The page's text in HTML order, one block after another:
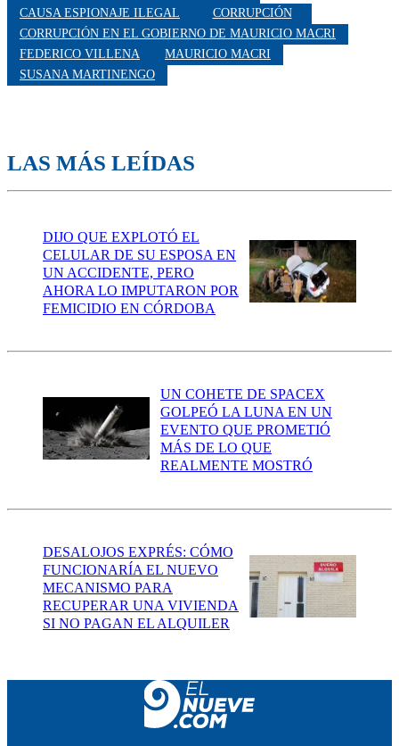
CAUSA ESPIONAJE ILEGAL
CORRUPCIÓN
CORRUPCIÓN EN EL GOBIERNO DE MAURICIO MACRI
FEDERICO VILLENA
MAURICIO MACRI
SUSANA MARTINENGO
LAS MÁS LEÍDAS
DIJO QUE EXPLOTÓ EL
CELULAR DE SU ESPOSA EN
UN ACCIDENTE, PERO
AHORA LO IMPUTARON POR
FEMICIDIO EN CÓRDOBA
UN COHETE DE SPACEX
GOLPEÓ LA LUNA EN UN
EVENTO QUE PROMETIÓ
MÁS DE LO QUE
REALMENTE MOSTRÓ
DESALOJOS EXPRÉS: CÓMO
FUNCIONARÍA EL NUEVO
MECANISMO PARA
RECUPERAR UNA VIVIENDA
SI NO PAGAN EL ALQUILER